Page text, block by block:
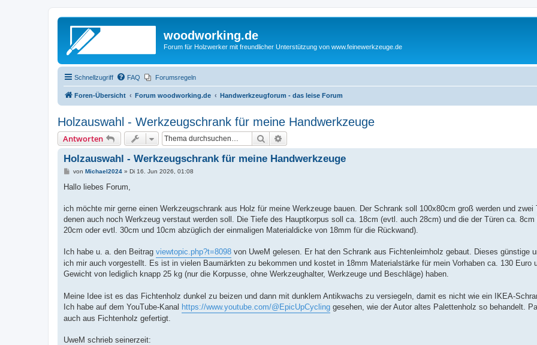
woodworking.de
Forum für Holzwerker mit freundlicher Unterstützung von www.feinewerkzeuge.de
Schnellzugriff FAQ Forumsregeln
Foren-Übersicht Forum woodworking.de Handwerkzeugforum - das leise Forum
Holzauswahl - Werkzeugschrank für meine Handwerkzeuge
Antworten Suche
Holzauswahl - Werkzeugschrank für meine Handwerkzeuge
B
i
a
von Michael2024» Di 16. Jun 2026, 01:08
Hallo liebes Forum,
ich möchte mir gerne einen Werkzeugschrank aus Holz für meine Werkzeuge bauen. Der Schrank soll 100x80cm groß werden und zwei
denen auch noch Werkzeug verstaut werden soll. Die Tiefe des Hauptkorpus soll ca. 18cm (evtl. auch 28cm) und die der Türen ca. 8cm
20cm oder evtl. 30cm und 10cm abzüglich der einmaligen Materialdicke von 18mm für die Rückwand).
Ich habe u. a. den Beitrag viewtopic.php?t=8098 von UweM gelesen. Er hat den Schrank aus Fichtenleimholz gebaut. Dieses günstige
ich mir auch vorgestellt. Es ist in vielen Baumärkten zu bekommen und kostet in 18mm Materialstärke für mein Vorhaben ca. 130 Euro
Gewicht von lediglich knapp 25 kg (nur die Korpusse, ohne Werkzeughalter, Werkzeuge und Beschläge) haben.
Meine Idee ist es das Fichtenholz dunkel zu beizen und dann mit dunklem Antikwachs zu versiegeln, damit es nicht wie ein IKEA-
Ich habe auf dem YouTube-Kanal https://www.youtube.com/@EpicUpCycling gesehen, wie der Autor altes Palettenholz so behandelt.
auch aus Fichtenholz gefertigt.
UweM schrieb seinerzeit: